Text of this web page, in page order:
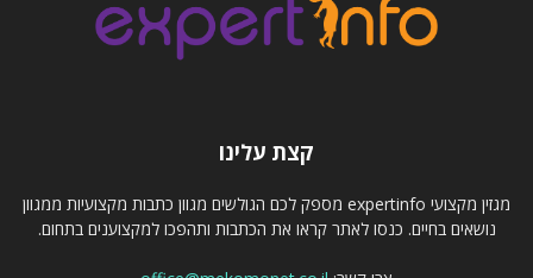
קצת עלינו
מגזין מקצועי expertinfo מספק לכם הגולשים מגוון כתבות מקצועיות ממגוון
נושאים בחיים. כנסו לאתר קראו את הכתבות ותהפכו למקצוענים בתחום.